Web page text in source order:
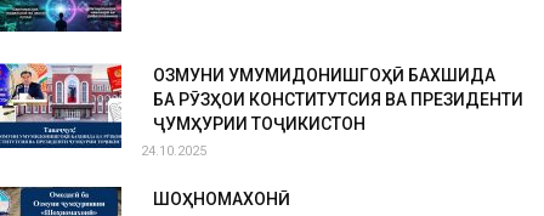
ОЗМУНИ УМУМИДОНИШГОҲӢ БАХШИДА
БА РӮЗҲОИ КОНСТИТУТСИЯ ВА ПРЕЗИДЕНТИ
ҶУМҲУРИИ ТОҶИКИСТОН
24.10.2025
ШОҲНОМАХОНӢ